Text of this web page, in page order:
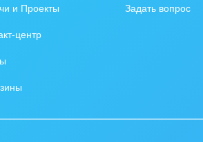
онлайн-офиса
и Проекты
центр
Задать вопрос